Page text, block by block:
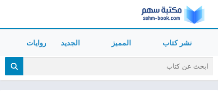
نشر كتاب المميز الجديد روايات